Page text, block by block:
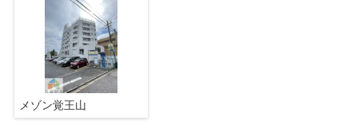
メゾン覚王山